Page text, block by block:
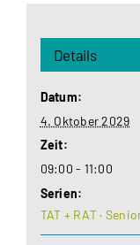
Details
Datum:
4. Oktober 2029
Zeit:
09:00 - 11:00
Serien:
TAT + RAT ·